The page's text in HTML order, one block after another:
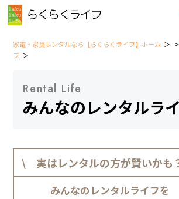
家電・家具レンタルなら【らくらくライフ】ホーム >
フ
Rental Life
みんなのレンタルラ
\ 実はレンタルの方が賢いか
みんなのレンタルライフを